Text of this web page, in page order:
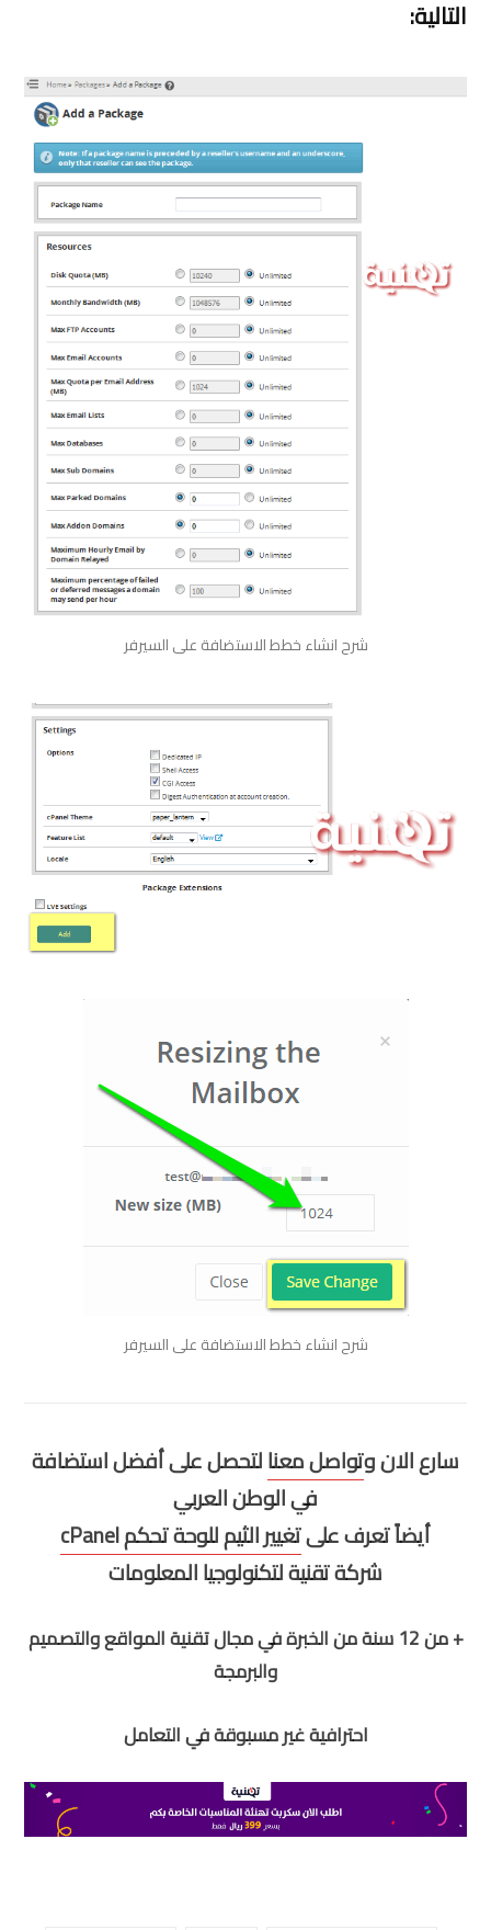
التالية:
شرح انشاء خطط الاستضافة على السيرفر
شرح انشاء خطط الاستضافة على السيرفر
سارع الان وتواصل معنالتحصل على أفضل استضافة
في الوطن العربي
أيضاً تعرف علىتغيير الثيم للوحة تحكم cPanel
شركة تقنية لتكنولوجيا المعلومات
+ من 12 سنة من الخبرة في مجال تقنية المواقع والتصميم
والبرمجة
احترافية غير مسبوقة في التعامل